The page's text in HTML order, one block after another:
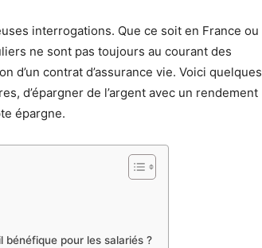
interrogations. Que ce soit en France ou
ne sont pas toujours au courant des
d’un contrat d’assurance vie. Voici quelques
d’épargner de l’argent avec un rendement
épargne.
bénéfique pour les salariés ?